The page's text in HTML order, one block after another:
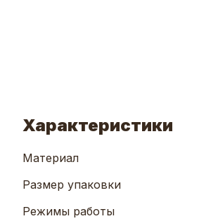
Характеристики
Материал
Размер упаковки
Режимы работы